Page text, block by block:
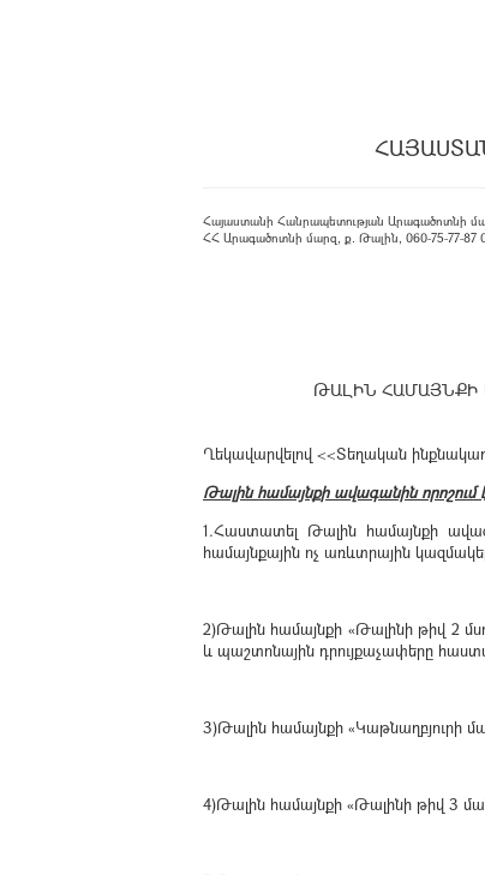
Հայաստանի Հանրապետության Արագածոտնի
ՀՀ Արագածոտնի մարզ, ք. Թալին, 060-75-77-87
ԹԱԼԻՆ ՀԱՄԱՅՆՔԻ
Ղեկավարվելով <<Տեղական
Թալին համայնքի ավագանին որոշում
1.Հաստատել Թալին համայնքի
համայնքային ոչ առևտրային
2)Թալին համայնքի «Թալինի թիվ 2
և պաշտոնային դրույքաչափերը
3)Թալին համայնքի «Կաթնաղբյուրի
4)Թալին համայնքի «Թալինի թիվ 3